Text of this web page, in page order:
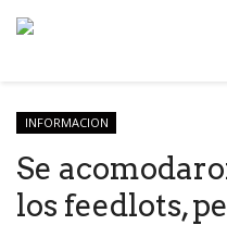
INFORMACION
Se
los feedlots,